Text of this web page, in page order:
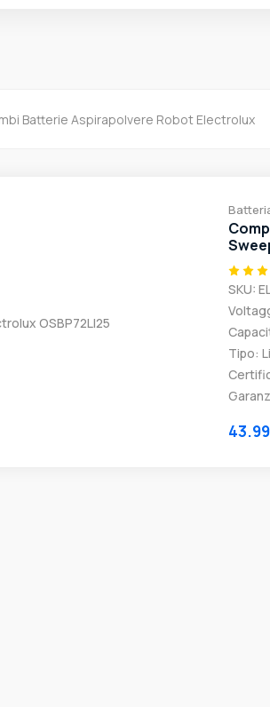
Batterie Aspirapolvere Robot Electrolux
SKU:
Tipo: